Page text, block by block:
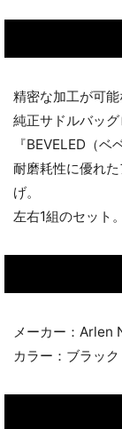
精密な加工が可
純正サドルバッグ
『BEVELED（
耐磨耗性に優れ
げ。
左右1組のセット。
メーカー：Arlen
カラー：ブラック